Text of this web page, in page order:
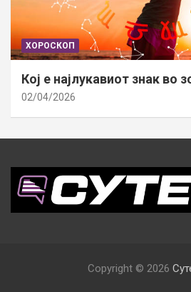
ХОРОСКОП
Кој е најлукавиот знак во
02/04/2026
Copyright © 2026